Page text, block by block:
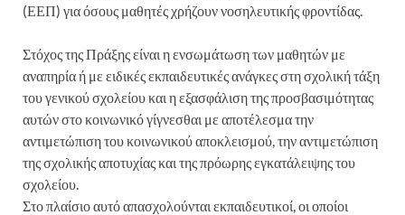
(ΕΕΠ) για όσους μαθητές χρήζουν νοσηλευτικής φροντίδας.
Στόχος της Πράξης είναι η ενσωμάτωση των μαθητών με
αναπηρία ή με ειδικές εκπαιδευτικές ανάγκες στη σχολική τάξη
του γενικού σχολείου και η εξασφάλιση της προσβασιμότητας
αυτών στο κοινωνικό γίγνεσθαι με αποτέλεσμα την
αντιμετώπιση του κοινωνικού αποκλεισμού, την αντιμετώπιση
της σχολικής αποτυχίας και της πρόωρης εγκατάλειψης του
σχολείου.
Στο πλαίσιο αυτό απασχολούνται εκπαιδευτικοί, οι οποίοι